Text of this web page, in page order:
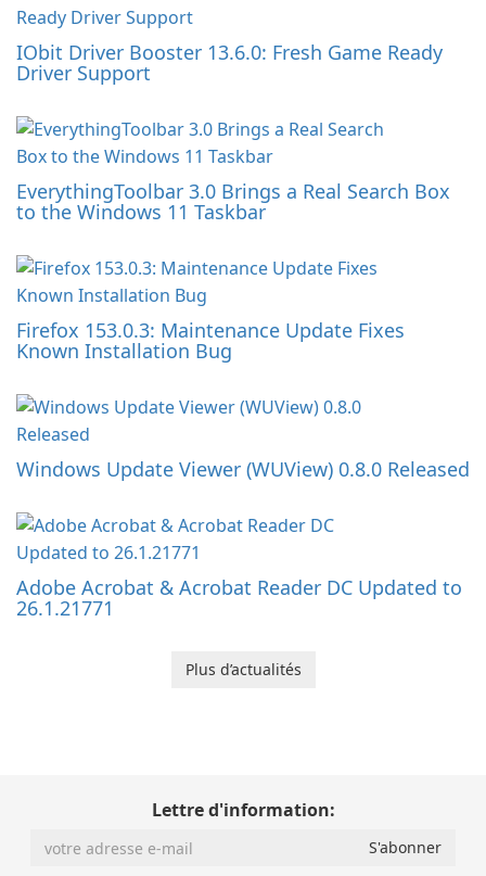
IObit Driver Booster 13.6.0: Fresh Game Ready
Driver Support
EverythingToolbar 3.0 Brings a Real Search Box
to the Windows 11 Taskbar
Firefox 153.0.3: Maintenance Update Fixes
Known Installation Bug
Windows Update Viewer (WUView) 0.8.0 Released
Adobe Acrobat & Acrobat Reader DC Updated to
26.1.21771
Plus d’actualités
Lettre d'information: